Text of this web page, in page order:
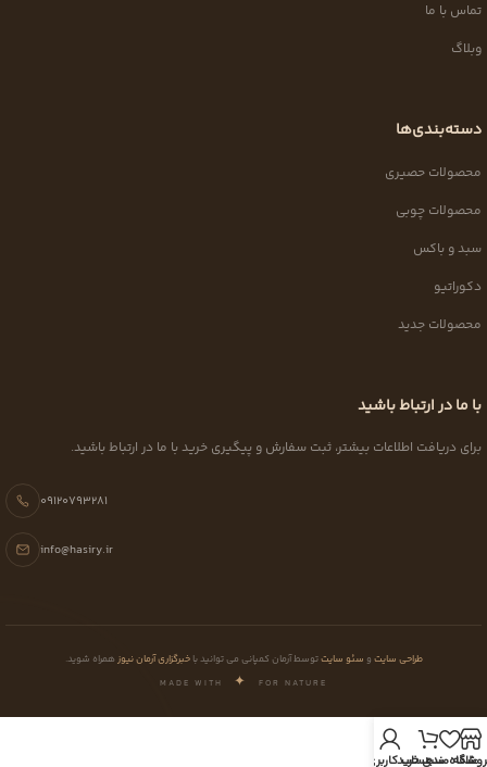
تماس با ما
وبلاگ
دسته‌بندی‌ها
محصولات حصیری
محصولات چوبی
سبد و باکس
دکوراتیو
محصولات جدید
با ما در ارتباط باشید
برای دریافت اطلاعات بیشتر، ثبت سفارش و پیگیری خرید با ما در ارتباط باشید.
09120793281
info@hasiry.ir
طراحی سایت و سئو سایتتوسط آرمان کمپانی می توانید باخبرگزاری آرمان نیوز همراه شوید.
MADE WITH ✦ FOR NATURE
علاقه مندیسبد خرید
حساب کاربری من